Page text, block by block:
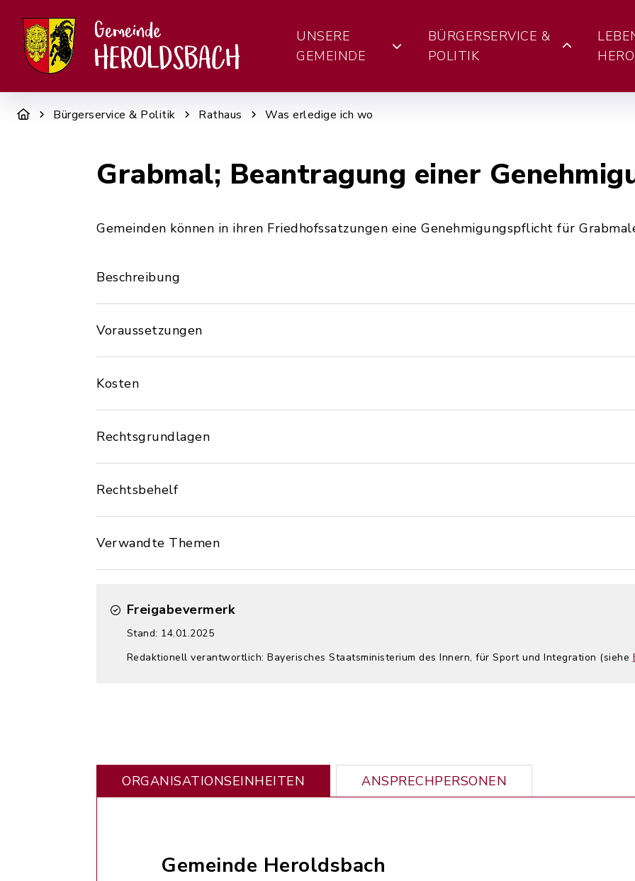
UNSERE
GEMEINDE
BÜRGERSERVICE &
POLITIK
Bürgerservice & Politik Rathaus Was erledige ich wo
Grabmal; Beantragung einer
Gemeinden können in ihren Friedhofssatzungen eine Genehmigungspflicht für
Beschreibung
Voraussetzungen
Kosten
Rechtsgrundlagen
Rechtsbehelf
Verwandte Themen
Freigabevermerk
Stand: 14.01.2025
Redaktionell verantwortlich: Bayerisches Staatsministerium des Innern, für Sport und Integration (siehe
ORGANISATIONS­EINHEITEN ANSPRECHPERSONEN
Gemeinde Heroldsbach